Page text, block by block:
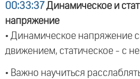
00:33:37 Динамическое и
напряжение
• Динамическое напряжение
движением, статическое - с
• Важно научиться